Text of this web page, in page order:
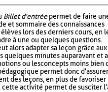
Billet d'entréepermet de faire
et sommaire des connaissances
élèves lors des derniers cours, en
à une ou quelques questions.
alors adapter sa leçon grâce aux
quelques minutes auparavant et
ou les concepts moins bien
permet donc
des leçons, en plus de
cette activité permet de susciter